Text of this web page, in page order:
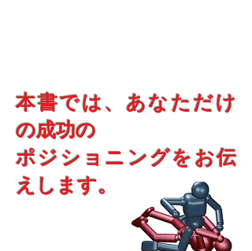
本書では、あなただけ
の成功の
ポジショニングをお伝
えします。